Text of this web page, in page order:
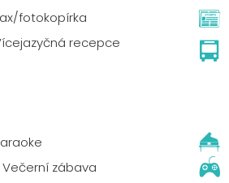
fotokopírka
recepce
Večerní zábava